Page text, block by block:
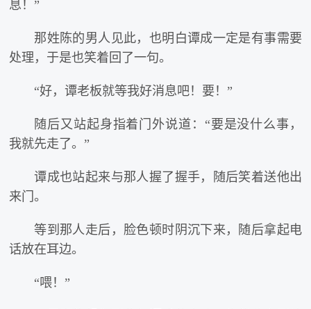
息！”
那姓陈的男人见此，也明白谭成一定是有事需要
处理，于是也笑着回了一句。
“好，谭老板就等我好消息吧！要！”
随后又站起身指着门外说道：“要是没什么事，
我就先走了。”
谭成也站起来与那人握了握手，随后笑着送他出
来门。
等到那人走后，脸色顿时阴沉下来，随后拿起电
话放在耳边。
“喂！”